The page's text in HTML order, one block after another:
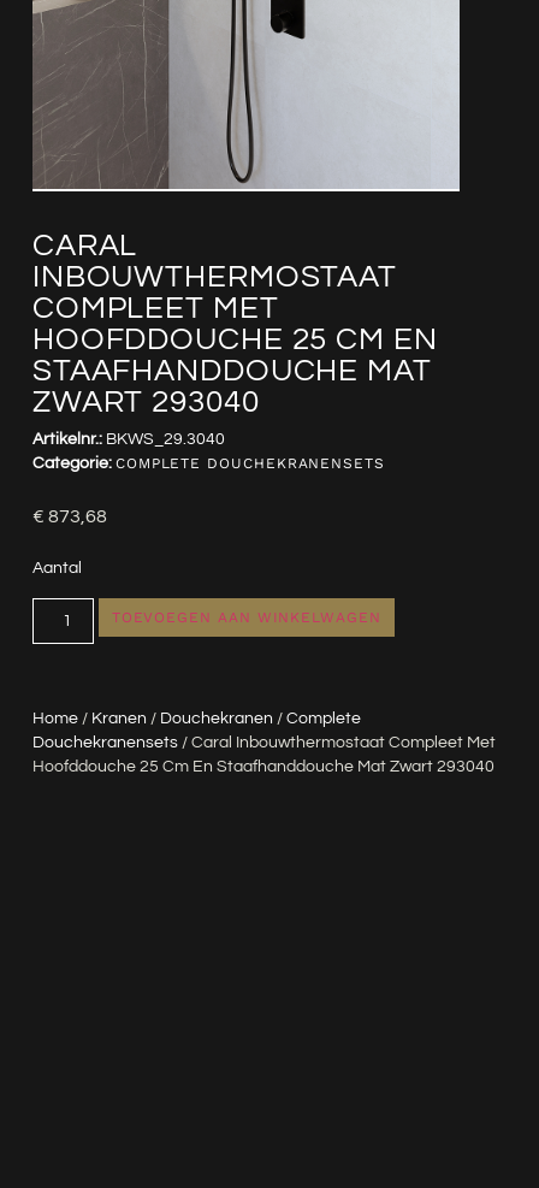
CARAL
INBOUWTHERMOSTAAT
COMPLEET MET
HOOFDDOUCHE 25 CM EN
STAAFHANDDOUCHE MAT
ZWART 293040
Home/ Kranen / Douchekranen / Complete
Douchekranensets/ Caral Inbouwthermostaat Compleet Met
Hoofddouche 25 Cm En Staafhanddouche Mat Zwart 293040
Artikelnr.: BKWS_29.3040
Categorie: COMPLETE DOUCHEKRANENSETS
€ 873,68
Aantal
TOEVOEGEN AAN WINKELWAGEN